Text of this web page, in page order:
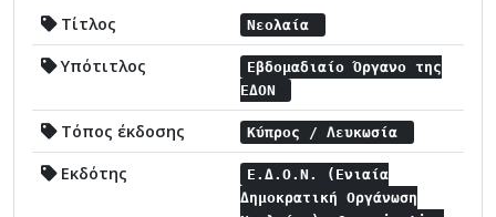
Τίτλος Νεολαία
Υπότιτλος
Εβδομαδιαίο Όργανο της
ΕΔΟΝ
Τόπος έκδοσης Κύπρος / Λευκωσία
Εκδότης
Ε.Δ.Ο.Ν. (Ενιαία
Δημοκρατική Οργάνωση